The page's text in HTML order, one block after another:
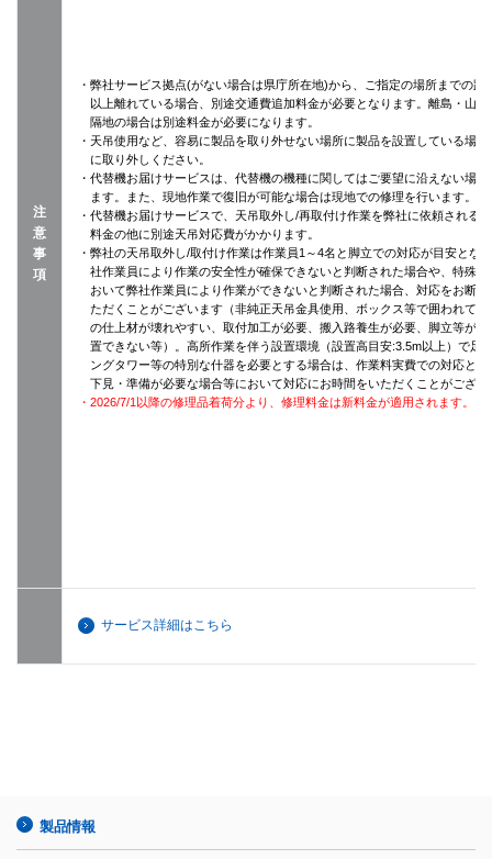
注
意
事
項
・弊社サービス拠点(がない場合は県庁所在地)から、ご指定の場所までの距
以上離れている場合、別途交通費追加料金が必要となります。離島・山間
隔地の場合は別途料金が必要になります。
・天吊使用など、容易に製品を取り外せない場所に製品を設置している場合
に取り外しください。
・代替機お届けサービスは、代替機の機種に関してはご要望に沿えない場合
ます。また、現地作業で復旧が可能な場合は現地での修理を行います。
・代替機お届けサービスで、天吊取外し/再取付け作業を弊社に依頼される
料金の他に別途天吊対応費がかかります。
・弊社の天吊取外し/取付け作業は作業員1～4名と脚立での対応が目安とな
社作業員により作業の安全性が確保できないと判断された場合や、特殊設
おいて弊社作業員により作業ができないと判断された場合、対応をお断り
ただくことがございます（非純正天吊金具使用、ボックス等で囲われてい
の仕上材が壊れやすい、取付加工が必要、搬入路養生が必要、脚立等がそ
置できない等）。高所作業を伴う設置環境（設置高目安:3.5m以上）で足
ングタワー等の特別な什器を必要とする場合は、作業料実費での対応とな
下見・準備が必要な場合等において対応にお時間をいただくことがござい
・2026/7/1以降の修理品着荷分より、修理料金は新料金が適用されます。
サービス詳細はこちら
製品情報